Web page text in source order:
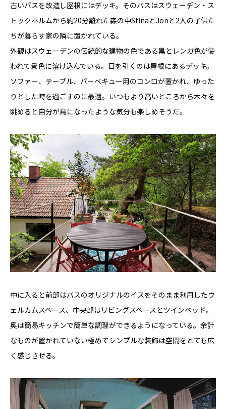
古いバスを改造し屋根にはデッキ。そのバスはスウェーデン・ス
トックホルムから約20分離れた森の中StinaとJonと2人の子供た
ちが暮らす家の隣に置かれている。
外観はスウェーデンの伝統的な建物の色である黒とレンガ色が使
われて景色に溶け込んでいる。目を引くのは屋根にあるデッキ。
ソファー、テーブル、バーベキュー用のコンロが置かれ、ゆった
りとした時を過ごすのに最適。いつもより高いところから木々を
眺めると自分が鳥になったような気分も楽しめそうだ。
中に入ると前部はバスのオリジナルのイスをそのまま利用したウ
ェルカムスペース、中央部はリビングスペースとツインベッド。
奥は簡易キッチンで簡単な調理ができるようになっている。余計
なものが置かれていない極めてシンプルな装飾は空間をとても広
く感じさせる。